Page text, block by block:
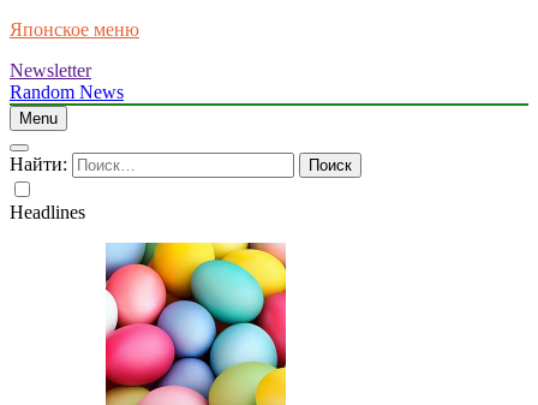
Японское меню
Newsletter
Random News
Menu
Найти:
Headlines